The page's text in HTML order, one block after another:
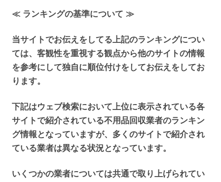
≪ ランキングの基準について ≫
当サイトでお伝えをしてる上記のランキングについ
ては、客観性を重視する観点から他のサイトの情報
を参考にして独自に順位付けをしてお伝えをしてお
ります。
下記はウェブ検索において上位に表示されている各
サイトで紹介されている不用品回収業者のランキン
グ情報となっていますが、多くのサイトで紹介され
ている業者は異なる状況となっています。
いくつかの業者については共通で取り上げられてい